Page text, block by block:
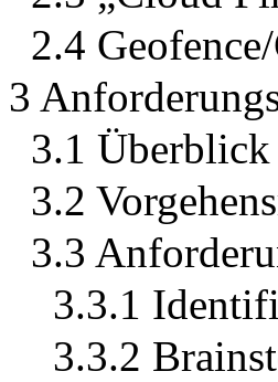
2.4
3
3.1
3.2
3.3
3.3.1
3.3.2